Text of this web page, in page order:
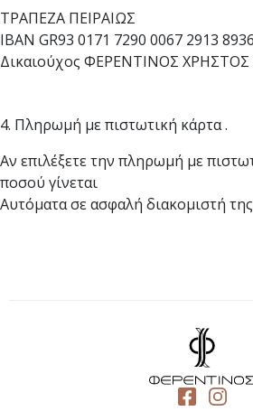
ΤΡΑΠΕΖΑ ΠΕΙΡΑΙΩΣ
IBAN GR93 0171 7290 0067 2913
Δικαιούχος ΦΕΡΕΝΤΙΝΟΣ ΧΡΗΣΤΟΣ
4. Πληρωμή με πιστωτική κάρτα .
Αν επιλέξετε την πληρωμή με
ποσού γίνεται
Αυτόματα σε ασφαλή διακομιστή